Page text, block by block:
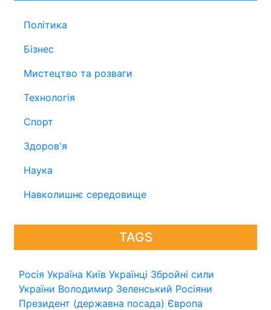
Політика
Бізнес
Мистецтво та розваги
Технологія
Спорт
Здоров'я
Наука
Навколишнє середовище
TAGS
Росія Україна Київ Українці Збройні сили
України Володимир Зеленський Росіяни
Президент (державна посада) Європа